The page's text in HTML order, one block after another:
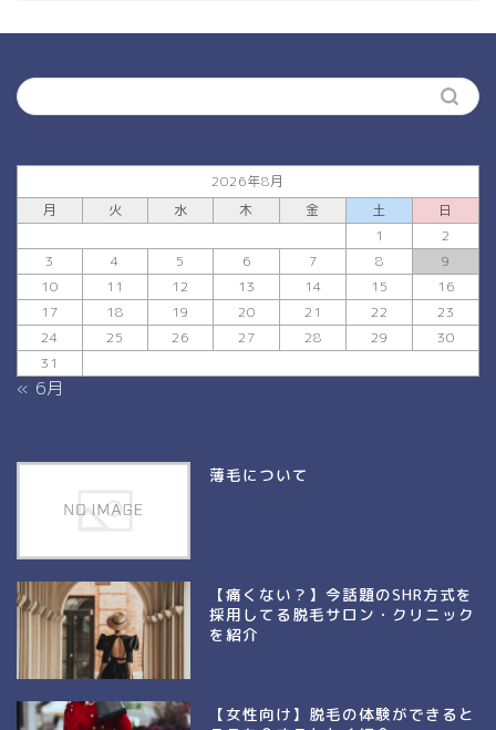
2026年8月
月
火 水 木 金 土
日
1
2
3
4 5 6 7 8
9
10
11 12 13 14 15
16
17
18 19 20 21 22
23
24
25 26 27 28 29
30
31
« 6月
薄毛について
【痛くない？】今話題のSHR方式を
採用してる脱毛サロン・クリニック
を紹介
【女性向け】脱毛の体験ができると